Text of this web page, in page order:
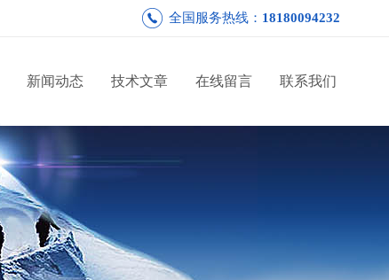
全国服务热线： 18180094232
新闻动态 技术文章 在线留言 联系我们